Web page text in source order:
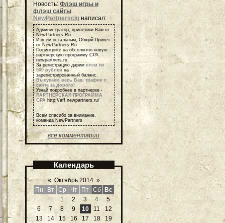
Новость: Флэш игры и
флэш сайты
NewPartnerscig написал:
Администратор, приветики Вам от
NewPartners.Ru
И всем остальным, Общий Привет
от NewPartners.Ru
Посмотрите на обсолютно новую
партнерскую программу СРА
newpartners.ru
За регистрацию даримвсем по
500 рублей на
зарегистрированный баланс.
Выкупаем весь Ваш трафик с
сайта за дорого!
Узнай подробнее в партнерке -
ПАРТНЕРСКАЯ ПРОГРАММА
СРА http://aff.newpartners.ru/
Всем спасибо за внимание,
команда NewPartners
все комментарии
Календарь
« Октябрь 2014 »
Пн
Вт Ср Чт Пт Сб
Вс
1
2 3 4
5
6
7 8 9 10 11
12
13
14 15 16 17 18
19